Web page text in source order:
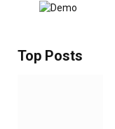
Top Posts